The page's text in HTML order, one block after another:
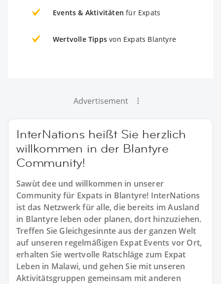
Events & Aktivitäten für Expats
Wertvolle Tipps von Expats Blantyre
Advertisement
InterNations heißt Sie herzlich
willkommen in der Blantyre
Community!
Sawùt dee und willkommen in unserer
Community für Expats in Blantyre! InterNations
ist das Netzwerk für alle, die bereits im Ausland
in Blantyre leben oder planen, dort hinzuziehen.
Treffen Sie Gleichgesinnte aus der ganzen Welt
auf unseren regelmäßigen Expat Events vor Ort,
erhalten Sie wertvolle Ratschläge zum Expat
Leben in Malawi, und gehen Sie mit unseren
Aktivitätsgruppen gemeinsam mit anderen